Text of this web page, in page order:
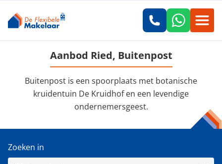
Aanbod Ried, Buitenpost
Buitenpost is een spoorplaats met botanische
kruidentuin De Kruidhof en een levendige
ondernemersgeest.
Zoeken in